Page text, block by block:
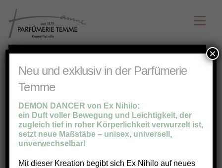
Neu und exklusiv in der Parfümerie
Temme
DEMON DANCER von Ex Nihilo:
ein Duft voller Bewegung und Leichtigkeit, der
zugleich tief in roher Körperlichkeit verwurzelt ist,
setzt neue Maßstäbe – unisex, universell,
unverwechselbar!
Mit dieser Kreation begibt sich Ex Nihilo auf neues
×